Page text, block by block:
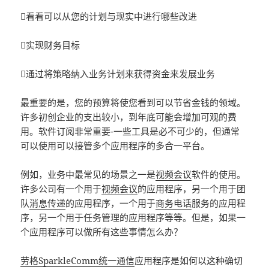
看看可以从您的计划与现实中进行哪些改进
实现财务目标
通过将策略纳入业务计划来获得资金来发展业务
最重要的是，您的预算将使您看到可以节省金钱的领域。
许多初创企业的支出较小，到年底可能会增加可观的费
用。软件订阅非常重要-一些工具是必不可少的，但通常
可以使用可以接管多个应用程序的多合一平台。
例如，业务中最常见的场景之一是视频会议软件的使用。
许多公司有一个用于视频会议的应用程序，另一个用于团
队消息传递的应用程序，一个用于商务电话服务的应用程
序，另一个用于任务管理的应用程序等等。但是，如果一
个应用程序可以做所有这些事情怎么办？
劳格SparkleComm统一通信应用程序是如何以这种确切